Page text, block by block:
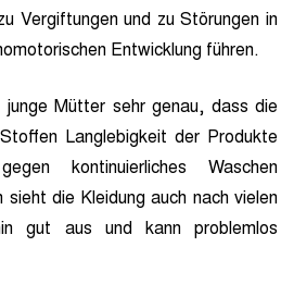
Vergiftungen und zu Störungen in
Entwicklung führen.
junge Mütter sehr genau, dass die
Langlebigkeit der Produkte
kontinuierliches Waschen
die Kleidung auch nach vielen
gut aus und kann problemlos